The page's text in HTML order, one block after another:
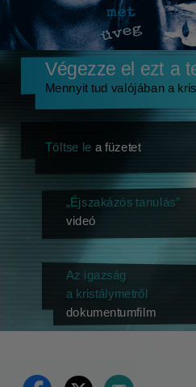
Végezze el ezt a
Mennyit tud valójában a
Töltse le a füzetet
„Éjszakázós tanulás”
videó
Az igazság
a kristálymetről
dokumentumfilm